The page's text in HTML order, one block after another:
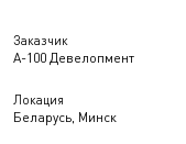
Заказчик
А-100 Девелопмент
Локация
Беларусь, Минск